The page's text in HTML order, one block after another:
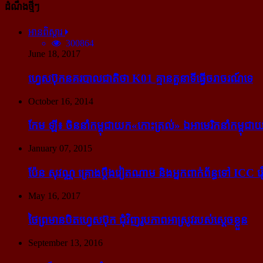
ដំណឹងថ្មីៗ
អានពិស្ដារ
300864
June 18, 2017
ហ្វេសប៊ុក​នគរបាល​ជាតិ​ថា K01 គ្មាន​តួនាទី​ធ្វើ​ចរាចរណ៍​ទេ
October 16, 2014
កែម ឡី៖ ចិន​នាំ​កម្ពុជា​យក​«កោះ​ត្រល់» ឯ​អាមេរិក​នាំ​កម្ពុជា​
January 07, 2015
ប៉ែន សុវណ្ណ គ្រោង​ប្តឹង​វៀតណាម និង​អ្នក​ពាក់​ព័ន្ធ​ទៅ ICC រឿ
May 16, 2017
ថៃ​ព្រមាន​បិត​ហ្វេសប៊ុក ជុំ​វិញ​រូបភាព​អាស្រូវ​របស់​ស្ដេច​ខ្លួន
September 13, 2016